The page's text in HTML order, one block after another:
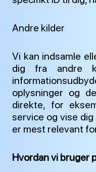
Andre kilder
Vi kan indsamle
dig fra andre
oplysninger og
direkte, for
service og vise
er mest relevant
Hvordan vi bruger